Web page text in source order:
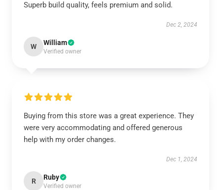
Superb build quality, feels premium and solid.
Dec 2, 2024
W William
Verified owner
Buying from this store was a great experience. They
were very accommodating and offered generous
help with my order changes.
Dec 1, 2024
R Ruby
Verified owner